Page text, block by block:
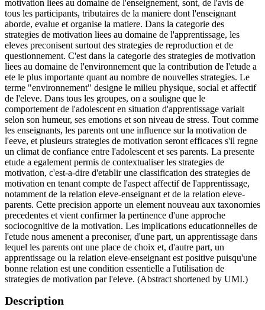
motivation liees au domaine de l'enseignement, sont, de l'avis de
tous les participants, tributaires de la maniere dont l'enseignant
aborde, evalue et organise la matiere. Dans la categorie des
strategies de motivation liees au domaine de l'apprentissage, les
eleves preconisent surtout des strategies de reproduction et de
questionnement. C'est dans la categorie des strategies de motivation
liees au domaine de l'environnement que la contribution de l'etude a
ete le plus importante quant au nombre de nouvelles strategies. Le
terme "environnement" designe le milieu physique, social et affectif
de l'eleve. Dans tous les groupes, on a souligne que le
comportement de l'adolescent en situation d'apprentissage variait
selon son humeur, ses emotions et son niveau de stress. Tout comme
les enseignants, les parents ont une influence sur la motivation de
l'eeve, et plusieurs strategies de motivation seront efficaces s'il regne
un climat de confiance entre l'adolescent et ses parents. La presente
etude a egalement permis de contextualiser les strategies de
motivation, c'est-a-dire d'etablir une classification des strategies de
motivation en tenant compte de l'aspect affectif de l'apprentissage,
notamment de la relation eleve-enseignant et de la relation eleve-
parents. Cette precision apporte un element nouveau aux taxonomies
precedentes et vient confirmer la pertinence d'une approche
sociocognitive de la motivation. Les implications educationnelles de
l'etude nous amenent a preconiser, d'une part, un apprentissage dans
lequel les parents ont une place de choix et, d'autre part, un
apprentissage ou la relation eleve-enseignant est positive puisqu'une
bonne relation est une condition essentielle a l'utilisation de
strategies de motivation par l'eleve. (Abstract shortened by UMI.)
Description